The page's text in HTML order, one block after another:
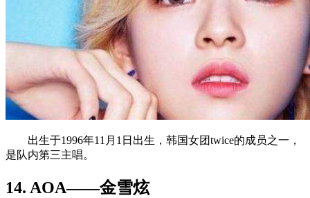
出生于1996年11月1日出生，韩国女团twice的成员之一，
是队内第三主唱。
14. AOA——金雪炫